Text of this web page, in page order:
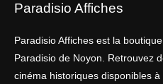
Paradisio Affiches
Paradisio Affiches est la
Paradisio de Noyon. Retrouvez
cinéma historiques disponibles